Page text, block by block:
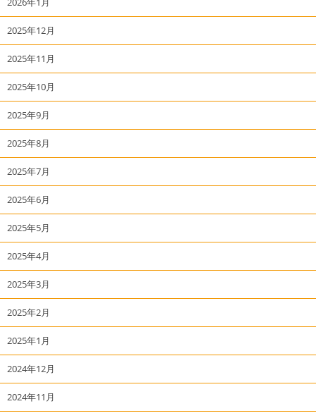
2025年12月
2025年11月
2025年10月
2025年9月
2025年8月
2025年7月
2025年6月
2025年5月
2025年4月
2025年3月
2025年2月
2025年1月
2024年12月
2024年11月